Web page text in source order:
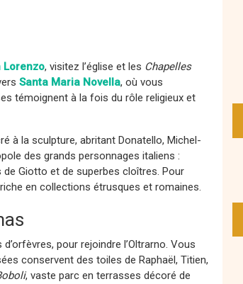
Lorenzo, visitez l’église et les Chapelles
Santa Maria Novella, où vous
témoignent à la fois du rôle religieux et
à la sculpture, abritant Donatello, Michel-
des grands personnages italiens :
de Giotto et de superbes cloîtres. Pour
en collections étrusques et romaines.
pour rejoindre l’Oltrarno. Vous
conservent des toiles de Raphaël, Titien,
, vaste parc en terrasses décoré de